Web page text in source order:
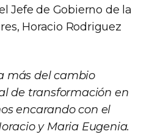
Jefe de Gobierno de la
Horacio Rodriguez
más del cambio
de transformación en
encarando con el
y Maria Eugenia.